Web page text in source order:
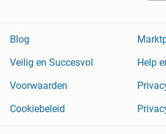
Blog
Veilig en Succesvol
Help
Voorwaarden
Cookiebeleid